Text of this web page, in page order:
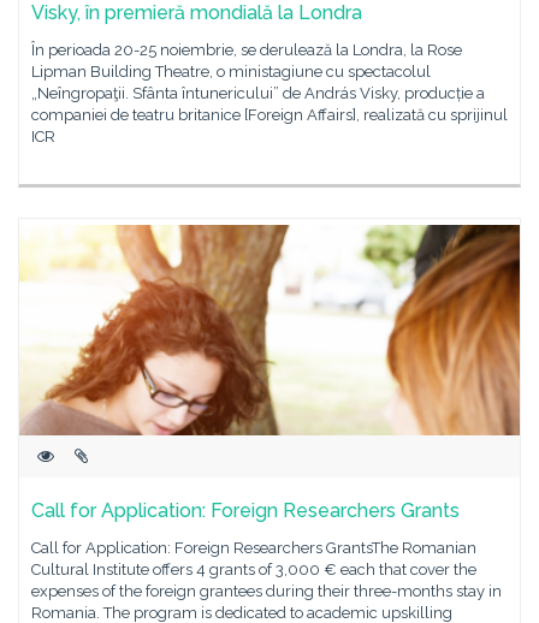
Visky, în premieră mondială la Londra
În perioada 20-25 noiembrie, se derulează la Londra, la Rose
Lipman Building Theatre, o ministagiune cu spectacolul
„Neîngropaţii. Sfânta întunericului” de András Visky, producție a
companiei de teatru britanice [Foreign Affairs], realizată cu sprijinul
ICR
Call for Application: Foreign Researchers Grants
Call for Application: Foreign Researchers GrantsThe Romanian
Cultural Institute offers 4 grants of 3,000 € each that cover the
expenses of the foreign grantees during their three-months stay in
Romania. The program is dedicated to academic upskilling